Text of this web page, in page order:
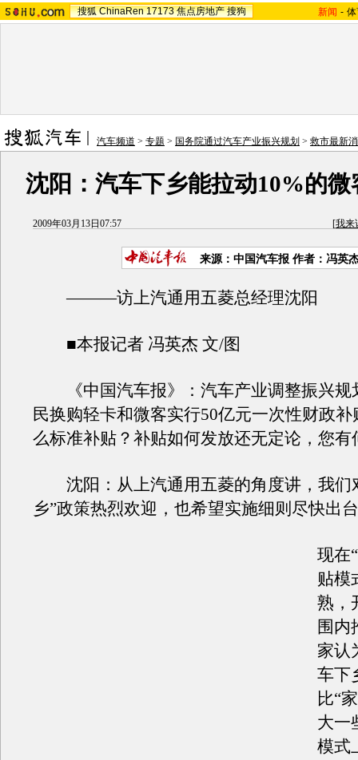
搜狐 ChinaRen 17173 焦点房地产 搜狗 新闻 -
汽车频道 > 专题 > 国务院通过汽车产业振兴规划 > 救市最新
沈阳：汽车下乡能拉动10%的微
2009年03月13日07:57 [我来
来源：中国汽车报 作者：冯英
———访上汽通用五菱总经理沈阳
■本报记者 冯英杰 文/图
《中国汽车报》：汽车产业调整振兴规
民换购轻卡和微客实行50亿元一次性财政
么标准补贴？补贴如何发放还无定论，您有
沈阳：从上汽通用五菱的角度讲，我们
乡”政策热烈欢迎，也希望实施细则尽快出
现在
贴模
熟，
围内
家认
车下
比“
大一
模式